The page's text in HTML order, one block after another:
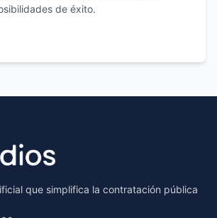
de éxito.
que simplifica la contratación pública